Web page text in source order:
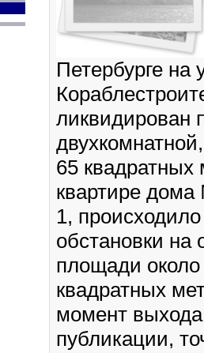
Петербурге на
ликвидирован
65 квадратных
квартире
1,
обстановки на
площади около
квадратных
момент выхода
публикации,